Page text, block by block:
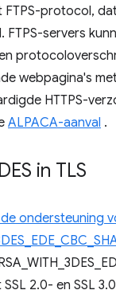
protocol,
FTPS-servers
webpagina's
HTTPS-
ALPACA-aanval .
in TLS
ondersteuning
2.0- en SSL